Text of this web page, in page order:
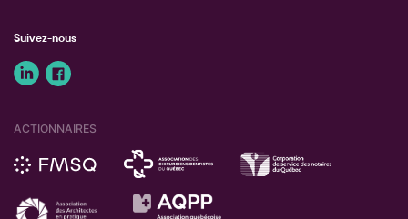
Suivez-nous
ACTIONNAIRES